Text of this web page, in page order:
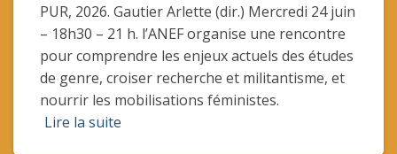
PUR, 2026. Gautier Arlette (dir.) Mercredi 24 juin
– 18h30 – 21 h. l’ANEF organise une rencontre
pour comprendre les enjeux actuels des études
de genre, croiser recherche et militantisme, et
nourrir les mobilisations féministes.
Lire la suite